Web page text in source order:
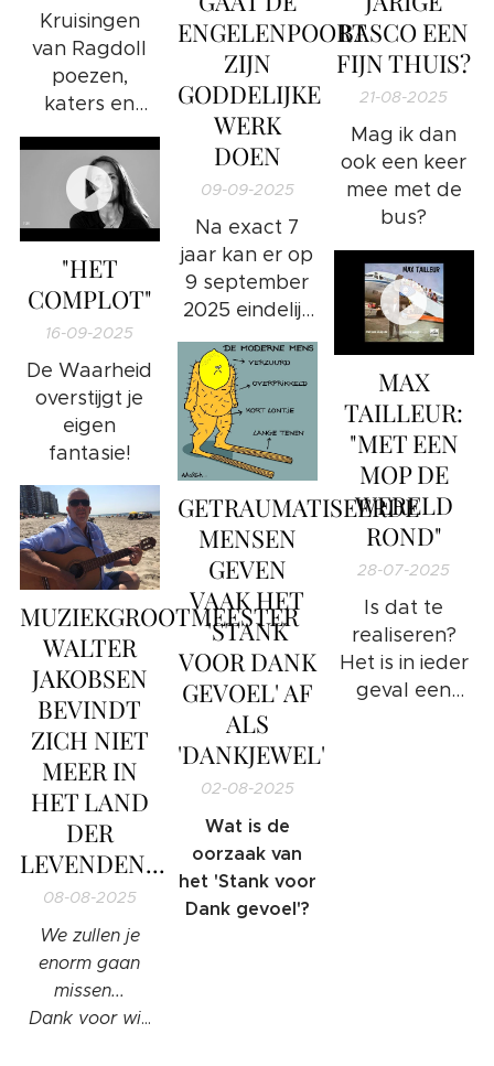
Kruisingen
van Ragdoll
poezen,
katers en
kittens te
koop!
"HET
COMPLOT"
16-09-2025
De Waarheid
overstijgt je
eigen
fantasie!
ENGELENPOORT
ZIJN
GODDELIJKE
WERK
DOEN
09-09-2025
Na exact 7
jaar kan er op
9 september
2025 eindelijk
deze
Openbaring
worden
geschreven,
nadat alle
gevonden
puzzelstukjes
de grote
puzzel in
beeld
brachten.
BASCO EEN
FIJN THUIS?
21-08-2025
Mag ik dan
ook een keer
mee met de
bus?
MUZIEKGROOTMEESTER
WALTER
JAKOBSEN
BEVINDT
ZICH NIET
MEER IN
HET LAND
DER
LEVENDEN...
08-08-2025
We zullen je
enorm gaan
missen...
Dank voor wie
GETRAUMATISEERDE
MENSEN
GEVEN
VAAK HET
'STANK
VOOR DANK
GEVOEL' AF
ALS
'DANKJEWEL'
02-08-2025
Wat is de
oorzaak van
het 'Stank voor
Dank gevoel'?
MAX
TAILLEUR:
"MET EEN
MOP DE
WERELD
ROND"
28-07-2025
Is dat te
realiseren?
Het is in ieder
geval een